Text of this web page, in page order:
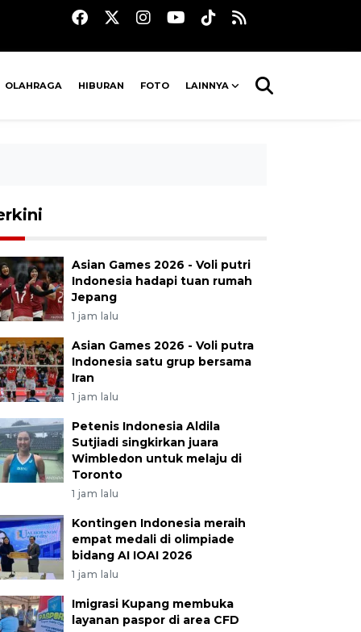
OLAHRAGA HIBURAN FOTO LAINNYA
Asian Games 2026 - Voli putri
Indonesia hadapi tuan rumah
Jepang
1 jam lalu
Asian Games 2026 - Voli putra
Indonesia satu grup bersama
Iran
1 jam lalu
Petenis Indonesia Aldila
Sutjiadi singkirkan juara
Wimbledon untuk melaju di
Toronto
1 jam lalu
Kontingen Indonesia meraih
empat medali di olimpiade
bidang AI IOAI 2026
1 jam lalu
Imigrasi Kupang membuka
layanan paspor di area CFD